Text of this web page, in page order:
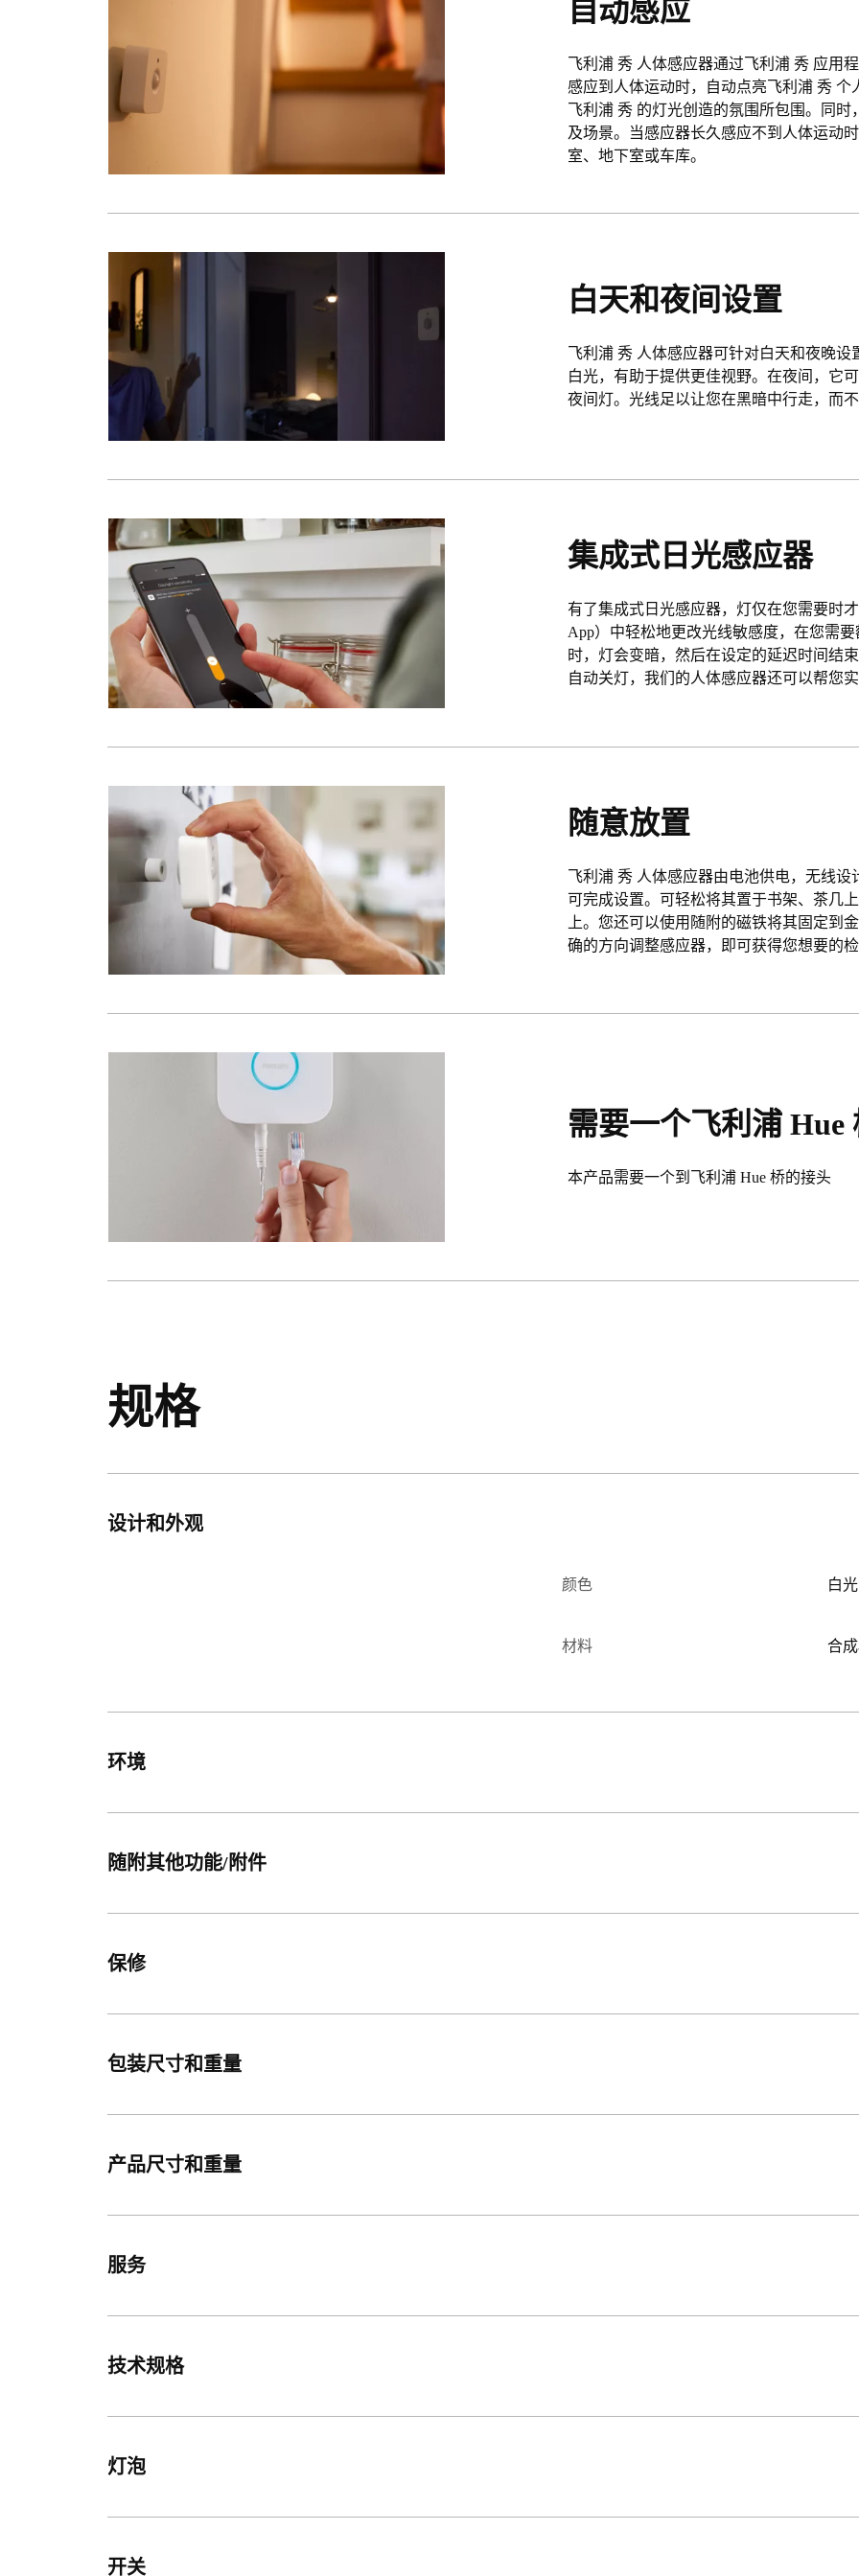
自动感应
飞利浦 秀 人体感应器通过飞利浦 秀 应用
感应到人体运动时，自动点亮飞利浦 秀
飞利浦 秀 的灯光创造的氛围所包围。同
及场景。当感应器长久感应不到人体运动
室、地下室或车库。
白天和夜间设置
飞利浦 秀 人体感应器可针对白天和夜晚
白光，有助于提供更佳视野。在夜间，它
夜间灯。光线足以让您在黑暗中行走，而
集成式日光感应器
有了集成式日光感应器，灯仅在您需要时
App）中轻松地更改光线敏感度，在您需
时，灯会变暗，然后在设定的延迟时间结
自动关灯，我们的人体感应器还可以帮您
随意放置
飞利浦 秀 人体感应器由电池供电，无线
可完成设置。可轻松将其置于书架、茶几
上。您还可以使用随附的磁铁将其固定到
确的方向调整感应器，即可获得您想要的
需要一个飞利浦 Hue
本产品需要一个到飞利浦 Hue 桥的接头
规格
设计和外观
颜色 白光
材料 合
环境
随附其他功能/附件
保修
包装尺寸和重量
产品尺寸和重量
服务
技术规格
灯泡
开关